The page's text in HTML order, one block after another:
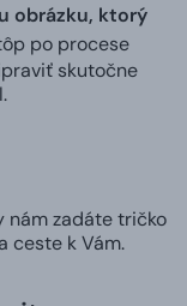
obrázku, ktorý
po procese
skutočne
nám zadáte tričko
ceste k Vám.